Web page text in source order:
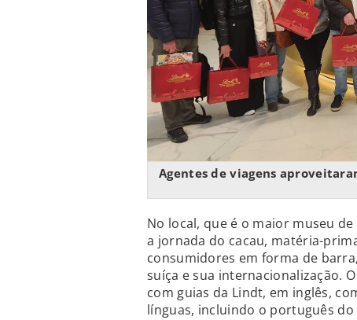
Agentes de viagens
No local, que é o maior museu
a jornada do cacau, matéria-
consumidores em forma de
suíça e sua internacionalização.
com guias da Lindt, em inglês,
línguas, incluindo o português do